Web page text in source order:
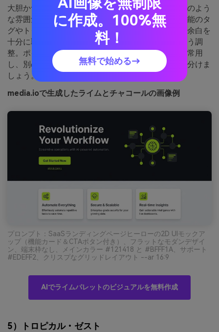
大胆かつテクニカル、ハイパフォーマンスなツールのよう
な雰囲気。チャコールの上でライムを際立たせ、機能のタ
グやトグル、主要指標にぴったり。ライトグレーで余白を
十分に取り、コントラストがきつくなり過ぎないよう調
整。ポイント：主要ボタンにはひとつのライム色を常用
し、別のライム色はホバーやアクティブ状態に使い分けま
しょう。
media.ioで生成したライムとチャコールの画像例
プロンプト：SaaSランディングページヒーローの2D UIモックア
ップ（機能カード＆CTAボタン付き）、フラットなモダンデザイ
ン、端末枠なし、メインカラー #121418 と #BFFF1A、サポート
#EDEFF2、クリスプなグリッドレイアウト --ar 16:9
AIでライムパレットのビジュアルを無料作成
5）トロピカル・ゼスト
に作成。100%無
料！
無料で始める→